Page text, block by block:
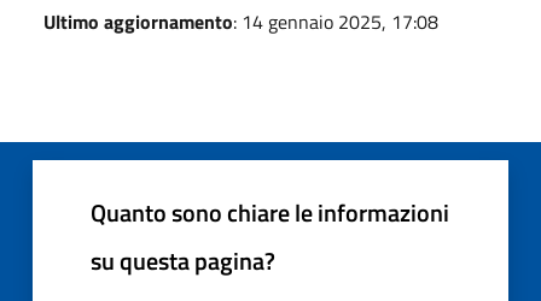
Ultimo aggiornamento: 14 gennaio 2025, 17:08
Quanto sono chiare le informazioni
su questa pagina?